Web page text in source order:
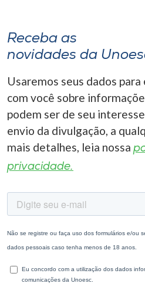
Receba as
novidades da
Usaremos seus dados
com você sobre
podem ser de seu
envio da divulgação, a
mais detalhes, leia nossa
privacidade.